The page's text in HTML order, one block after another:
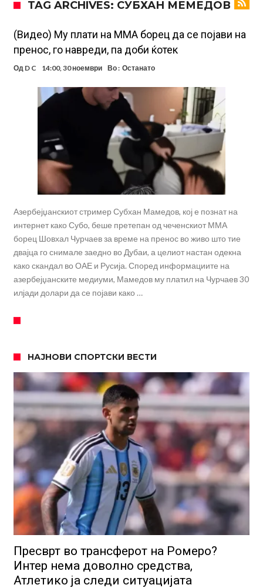
Тикет на денот (петок, 07.08.2026)
Фиренца во транс од Мастантоно
Продаден резервниот голман на Сити за 50 милиони евра
Сврзуваат уште еден англиски репрезентативец со Ливерпул
Замена за Влаховиќ: Напаѓачот на Манчестер доаѓа во Јувентус!
УЕФА повторно се заканува со бојкот на турнирите на ФИФА
поради Инфантино
Мурињо бесен поради одлуката на Реал: Протекоа детали од
разговорот што го потресе Мадрид!
TAG ARCHIVES: СУБХАН МЕМЕДОВ
(Видео) Му плати на ММА борец да се појави на
пренос, го навреди, па доби ќотек
Од D C 14:00, 30 ноември Во : Останато
Азербејџанскиот стример Субхан Мамедов, кој е познат на
интернет како Субо, беше претепан од чеченскиот ММА
борец Шовхал Чурчаев за време на пренос во живо што тие
двајца го снимале заедно во Дубаи, а целиот настан одекна
како скандал во ОАЕ и Русија. Според информациите на
азербејџанските медиуми, Мамедов му платил на Чурчаев 30
илјади долари да се појави како …
НАЈНОВИ СПОРТСКИ ВЕСТИ
Пресврт во трансферот на Ромеро?
Интер нема доволно средства,
Атлетико ја следи ситуацијата